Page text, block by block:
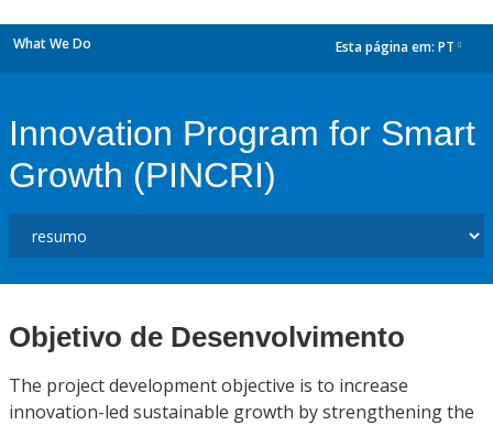
What We Do Esta página em: PT
Innovation Program for Smart
Growth (PINCRI)
Objetivo de Desenvolvimento
The project development objective is to increase
innovation-led sustainable growth by strengthening the